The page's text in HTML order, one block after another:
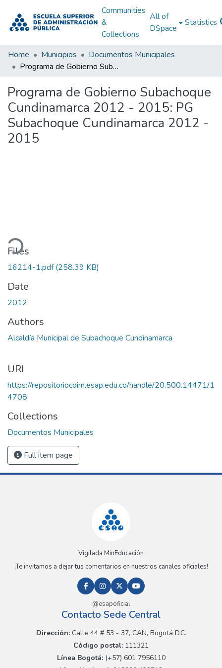
Communities
&
Collections
All of
DSpace
Statistics
Home Municipios
Documentos Municipales
Programa de Gobierno Subachoque Cundinamarca 2012 - 2015: PG Subachoque Cundinamarca 2012 - 2015
Programa de Gobierno Subachoque
Cundinamarca 2012 - 2015: PG
Subachoque Cundinamarca 2012 -
2015
Files
16214-1.pdf(258.39 KB)
Date
2012
Authors
Alcaldía Municipal de Subachoque Cundinamarca
URI
https://repositoriocdim.esap.edu.co/handle/20.500.14471/1
4708
Collections
Documentos Municipales
Full item page
Vigilada MinEducación
¡Te invitamos a dejar tus comentarios en nuestros canales oficiales!
@esapoficial
Contacto Sede Central
Dirección:Calle 44 # 53 - 37, CAN, Bogotá D.C.
Código postal: 111321
Línea Bogotá:(+57) 601 7956110